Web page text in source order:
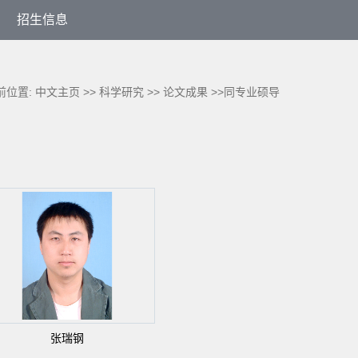
招生信息
位置: 中文主页 >>科学研究 >>论文成果 >>同专业硕导
张瑞钢